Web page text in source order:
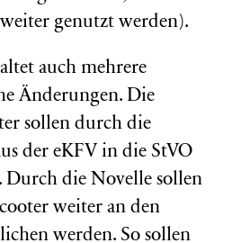
genutzt werden).
auch mehrere
Änderungen. Die
sollen durch die
der eKFV in die StVO
die Novelle sollen
weiter an den
werden. So sollen